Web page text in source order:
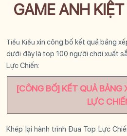
GAME ANH
Tiểu Kiều xin công bố kết quả bảng
dưới đây là top 100 người chơi xuất
Lực Chiến:
[CÔNG BỐ] KẾT QUẢ BẢNG
LỰC
Khép lại hành trình Đua Top Lực